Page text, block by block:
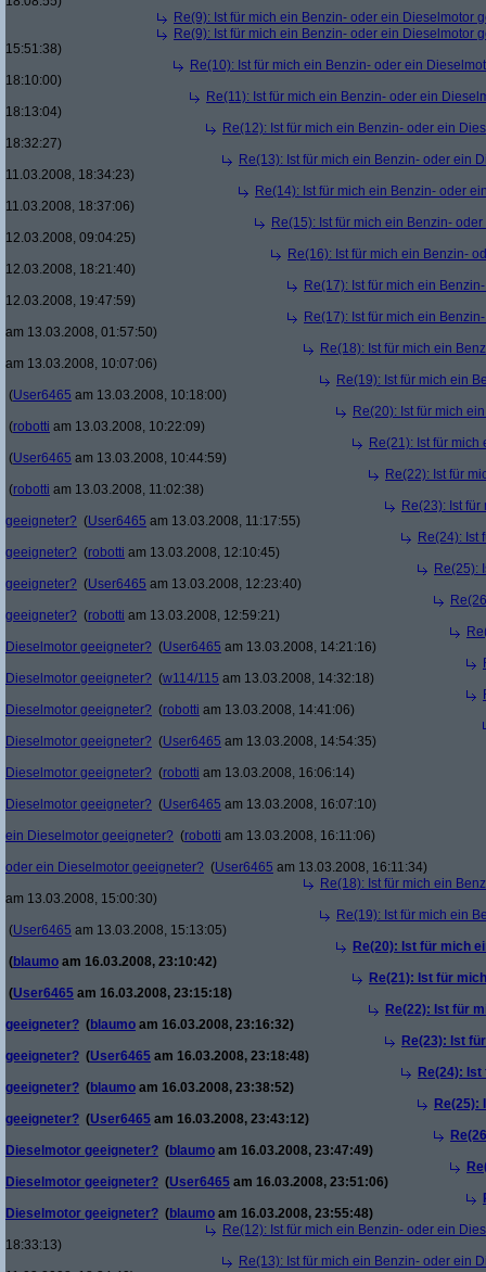
Re(9): Ist für mich ein Benzin- oder ein Dieselmotor
Re(9): Ist für mich ein Benzin- oder ein Dieselmotor
15:51:38)
Re(10): Ist für mich ein Benzin- oder ein
18:10:00)
Re(11): Ist für mich ein Benzin- oder ein
18:13:04)
Re(12): Ist für mich ein Benzin- oder ein
18:32:27)
Re(13): Ist für mich ein Benzin- oder ein
11.03.2008, 18:34:23)
Re(14): Ist für mich ein Benzin- oder
11.03.2008, 18:37:06)
Re(15): Ist für mich ein Benzin-
12.03.2008, 09:04:25)
Re(16): Ist für mich ein Benzin-
12.03.2008, 18:21:40)
Re(17): Ist für mich ein
12.03.2008, 19:47:59)
Re(17): Ist für mich ein
am 13.03.2008, 01:57:50)
Re(18): Ist für mich ein
am 13.03.2008, 10:07:06)
Re(19): Ist für mich ein
(User6465 am 13.03.2008, 10:18:00)
Re(20): Ist für mich
(robotti am 13.03.2008, 10:22:09)
Re(21): Ist für
(User6465 am 13.03.2008, 10:44:59)
Re(22): Ist für
(robotti am 13.03.2008, 11:02:38)
Re(23): Ist
geeigneter? (User6465 am 13.03.2008, 11:17:55)
Re(24): Ist
geeigneter? (robotti am 13.03.2008, 12:10:45)
Re(25):
geeigneter? (User6465 am 13.03.2008, 12:23:40)
geeigneter? (robotti am 13.03.2008, 12:59:21)
Dieselmotor geeigneter? (User6465 am 13.03.2008, 14:21:16)
Dieselmotor geeigneter? (w114/115 am 13.03.2008, 14:32:18)
Dieselmotor geeigneter? (robotti am 13.03.2008, 14:41:06)
Dieselmotor geeigneter? (User6465 am 13.03.2008, 14:54:35)
Dieselmotor geeigneter? (robotti am 13.03.2008, 16:06:14)
Dieselmotor geeigneter? (User6465 am 13.03.2008, 16:07:10)
ein Dieselmotor geeigneter? (robotti am 13.03.2008, 16:11:06)
oder ein Dieselmotor geeigneter? (User6465 am 13.03.2008, 16:11:34)
Re(18): Ist für mich ein
am 13.03.2008, 15:00:30)
Re(19): Ist für mich ein
(User6465 am 13.03.2008, 15:13:05)
Re(20): Ist für mich
(blaumo am 16.03.2008, 23:10:42)
Re(21): Ist für
(User6465 am 16.03.2008, 23:15:18)
Re(22): Ist für
geeigneter? (blaumo am 16.03.2008, 23:16:32)
Re(23): Ist
geeigneter? (User6465 am 16.03.2008, 23:18:48)
Re(24):
geeigneter? (blaumo am 16.03.2008, 23:38:52)
Re(25):
geeigneter? (User6465 am 16.03.2008, 23:43:12)
Dieselmotor geeigneter? (blaumo am 16.03.2008, 23:47:49)
Dieselmotor geeigneter? (User6465 am 16.03.2008, 23:51:06)
Dieselmotor geeigneter? (blaumo am 16.03.2008, 23:55:48)
Re(12): Ist für mich ein Benzin- oder ein
18:33:13)
Re(13): Ist für mich ein Benzin- oder ein